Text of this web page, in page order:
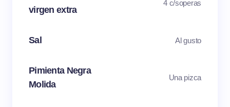
virgen extra
4 c/soperas
Sal Al gusto
Pimienta Negra
Molida
Una pizca